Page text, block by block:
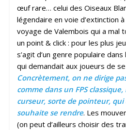
œuf rare… celui des Oiseaux
légendaire en voie d’extinction à
voyage de Valembois qui a mal
un point & click : pour les plus
s’agit d’un genre populaire
qui demandait aux joueurs de
Concrètement, on ne dirige
comme dans un FPS
curseur, sorte de pointeur, qui
souhaite se rendre. Les
(on peut d’ailleurs choisir des